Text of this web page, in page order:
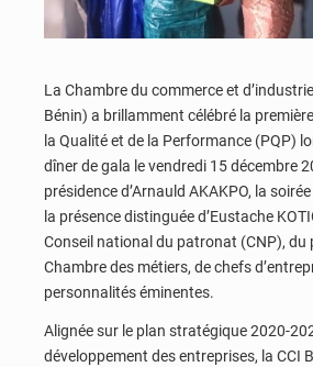
La Chambre du commerce et
Bénin) a brillamment célébré la
la Qualité et de la Performance (PQP)
dîner de gala le vendredi 15 décembre
présidence d’Arnauld AKAKPO, la
la présence distinguée d’Eustache
Conseil national du patronat (CNP), du
Chambre des métiers, de chefs
personnalités éminentes.
Alignée sur le plan stratégique 2020-
développement des entreprises, la CCI